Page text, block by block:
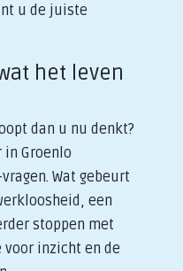
u de juiste
het leven
dan u nu denkt?
Groenlo
Wat gebeurt
een
stoppen met
voor inzicht en de